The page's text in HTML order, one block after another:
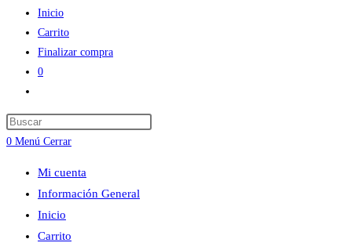
Inicio
Carrito
Finalizar compra
0
de
la
web
0 Menú Cerrar
Mi cuenta
Información General
Inicio
Carrito